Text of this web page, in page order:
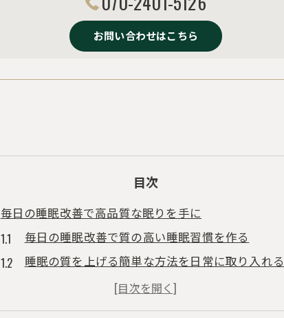
お問い合わせはこちら
目次
毎日の睡眠改善で高品質な眠りを手に
毎日の睡眠改善で質の高い睡眠習慣を作る
睡眠の質を上げる簡単な方法を日常に取り入れる
睡眠改善で寝つきや目覚めの違いを体感するコツ
良質な睡眠を叶えるための生活リズム見直し術